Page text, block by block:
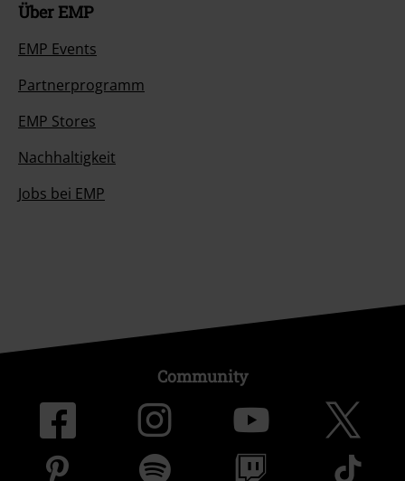
Über EMP
EMP Events
Partnerprogramm
EMP Stores
Nachhaltigkeit
Jobs bei EMP
Community